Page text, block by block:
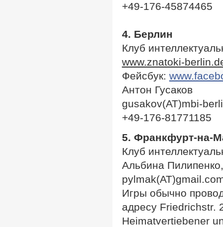
+49-176-45874465
4. Берлин
Клуб
www.znatoki-
Фейсбук:
Антон Гусаков
gusakov(AT)mbi-
+49-176-81771185
5. Франкфурт-на-
Клуб
Альбина
Игры обычно
адресу Friedrichstr.
Heimatvertiebener